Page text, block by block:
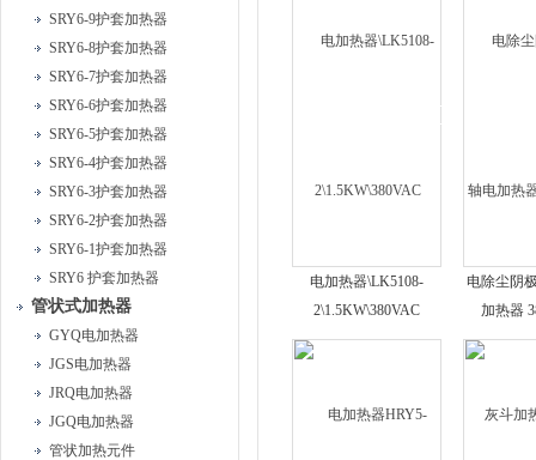
SRY6-9护套加热器
SRY6-8护套加热器
SRY6-7护套加热器
SRY6-6护套加热器
SRY6-5护套加热器
SRY6-4护套加热器
SRY6-3护套加热器
SRY6-2护套加热器
SRY6-1护套加热器
SRY6 护套加热器
管状式加热器
GYQ电加热器
JGS电加热器
JRQ电加热器
JGQ电加热器
管状加热元件
电加热器\LK5108-
2\1.5KW\380VAC
电除尘阴
加热器